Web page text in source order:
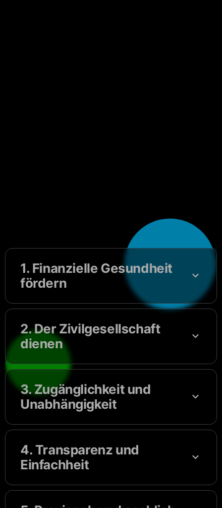
1. Finanzielle Gesundheit
fördern
2. Der Zivilgesellschaft
dienen
3. Zugänglichkeit und
Unabhängigkeit
4. Transparenz und
Einfachheit